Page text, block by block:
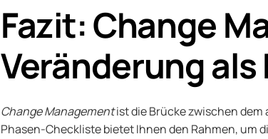
Fazit: Change
Veränderung
Change Managementist die Brücke zwischen
Phasen-Checkliste bietet Ihnen den Rahmen, um